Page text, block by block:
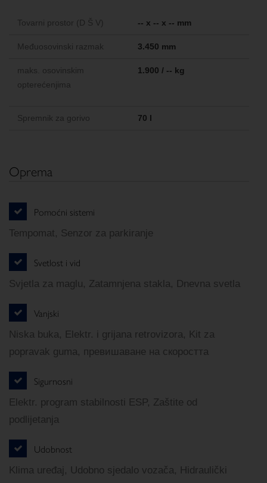
Tovarni prostor (D Š V) -- x -- x -- mm
Međuosovinski razmak 3.450 mm
maks. osovinskim
opterećenjima
1.900 / -- kg
Spremnik za gorivo 70 l
Oprema
Pomoćni sistemi
Tempomat, Senzor za parkiranje
Svetlost i vid
Svjetla za maglu, Zatamnjena stakla, Dnevna svetla
Vanjski
Niska buka, Elektr. i grijana retrovizora, Kit za
popravak guma, превишаване на скоростта
Sigurnosni
Elektr. program stabilnosti ESP, Zaštite od
podlijetanja
Udobnost
Klima uređaj, Udobno sjedalo vozača, Hidraulički